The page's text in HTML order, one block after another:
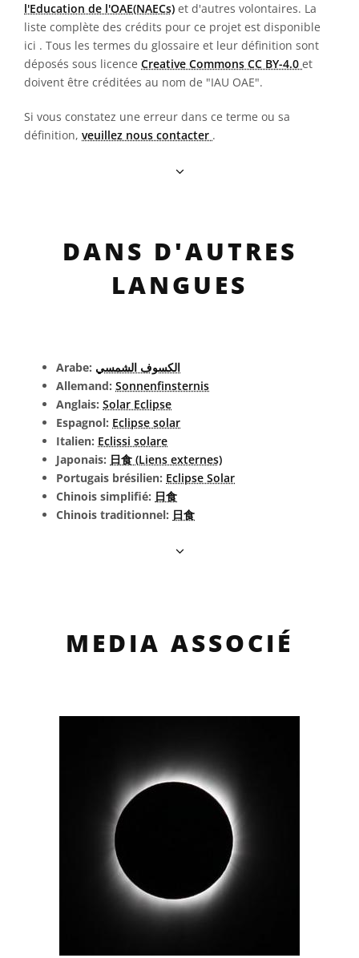
l'Education de l'OAE(NAECs) et d'autres volontaires. La
liste complète des crédits pour ce projet est disponible
ici . Tous les termes du glossaire et leur définition sont
déposés sous licence Creative Commons CC BY-4.0 et
doivent être créditées au nom de "IAU OAE".
Si vous constatez une erreur dans ce terme ou sa
définition, veuillez nous contacter .
DANS D'AUTRES
LANGUES
Arabe: الكسوف الشمسي
Allemand: Sonnenfinsternis
Anglais: Solar Eclipse
Espagnol: Eclipse solar
Italien: Eclissi solare
Japonais: 日食 (Liens externes)
Portugais brésilien: Eclipse Solar
Chinois simplifié: 日食
Chinois traditionnel: 日食
MEDIA ASSOCIÉ